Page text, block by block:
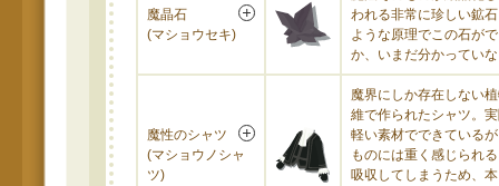
魔晶石
(マショウセキ)
われる非常に珍しい鉱
ような原理でこの石が
か、いまだ分かってい
魔性のシャツ
(マショウノシャ
ツ)
魔界にしか存在しない
維で作られたシャツ。
軽い素材でできている
ものには重く感じられ
吸収してしまうため、